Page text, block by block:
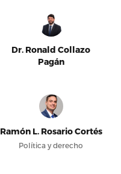
Dr. Ronald Collazo
Pagán
Ramón L. Rosario Cortés
Política y derecho